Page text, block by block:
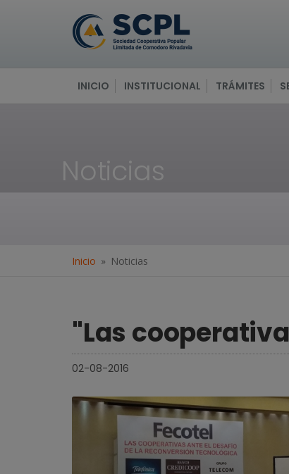
INICIO INSTITUCIONAL TRÁMITES
Noticias
Inicio Noticias
"Las
02-08-2016